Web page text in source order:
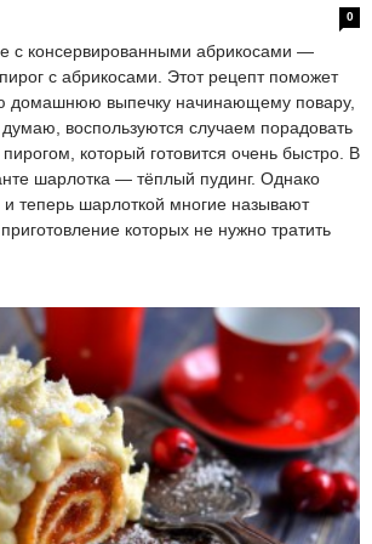
0
с консервированными абрикосами —
с абрикосами. Этот рецепт поможет
домашнюю выпечку начинающему повару,
воспользуются случаем порадовать
который готовится очень быстро. В
шарлотка — тёплый пудинг. Однако
теперь шарлоткой многие называют
которых не нужно тратить